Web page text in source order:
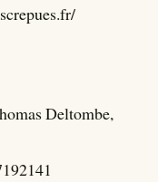
Deltombe,